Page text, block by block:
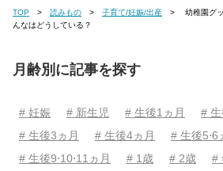
TOP 読みもの 子育て/妊娠/出産
んなはどうしている？
月齢別に記事を探す
# 妊娠 # 新生児 # 生後1ヵ月
# 生
# 生後3ヵ月
# 生後4ヵ月 # 生後5⋅6
# 生後9⋅10⋅11ヵ月
# 1歳 # 2歳 #